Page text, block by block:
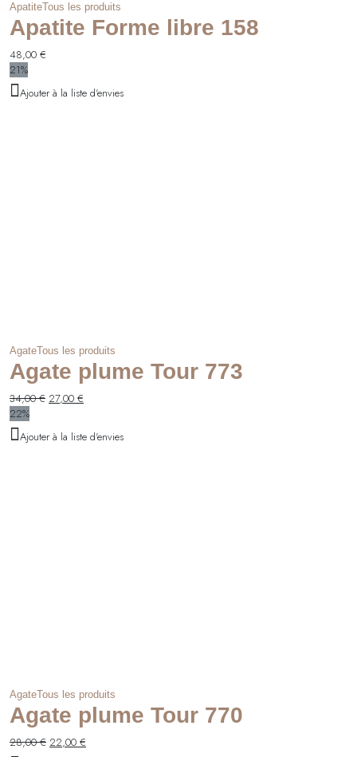
ApatiteTous les produits
Apatite Forme libre 158
48,00 €
21%
Ajouter à la liste d'envies
AgateTous les produits
Agate plume Tour 773
34,00€ Le
était :
27,00 €
est :
22%
Ajouter à la liste d'envies
AgateTous les produits
Agate plume Tour 770
28,00€ Le
22,00 €